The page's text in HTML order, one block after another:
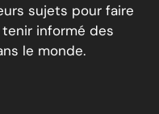
sujets pour faire
informé des
le monde.